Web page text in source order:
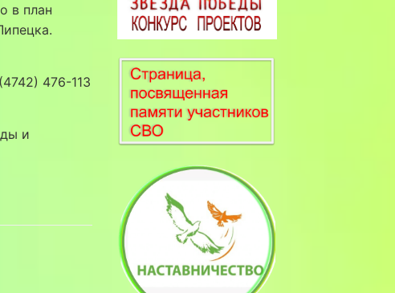
в план
476-113
и